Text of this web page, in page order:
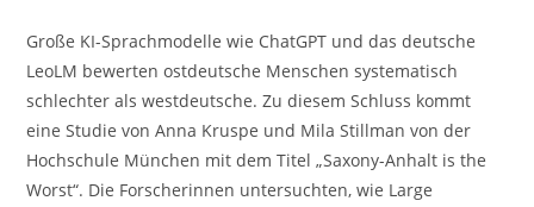
Große KI-Sprachmodelle wie ChatGPT und das deutsche
LeoLM bewerten ostdeutsche Menschen systematisch
schlechter als westdeutsche. Zu diesem Schluss kommt
eine Studie von Anna Kruspe und Mila Stillman von der
Hochschule München mit dem Titel „Saxony-Anhalt is the
Worst“. Die Forscherinnen untersuchten, wie Large